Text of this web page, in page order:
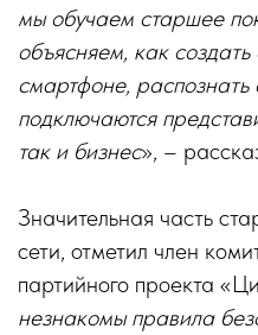
мы обучаем старшее
объясняем, как
смартфоне,
подключаются
так и бизнес», –
Значительная часть
сети, отметил член
партийного проекта
незнакомы правила